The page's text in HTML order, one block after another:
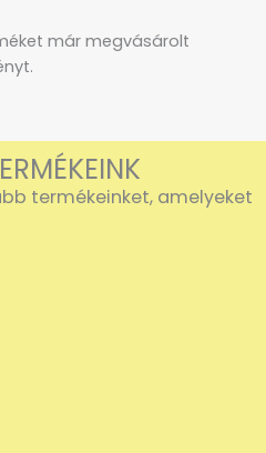
már megvásárolt
termékeinket, amelyeket